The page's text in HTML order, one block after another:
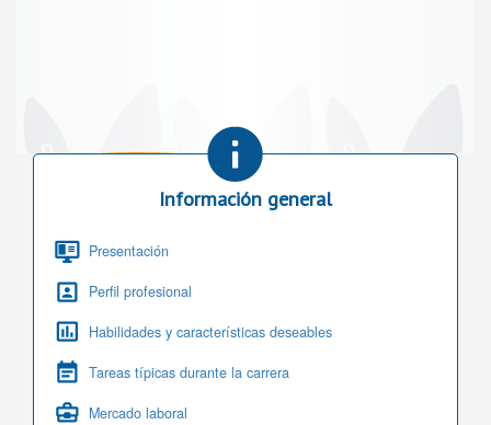
Información general
Presentación
Perfil profesional
Habilidades y características deseables
Tareas típicas durante la carrera
Mercado laboral